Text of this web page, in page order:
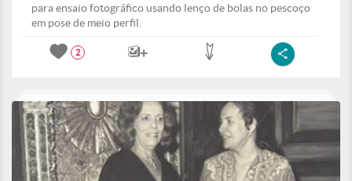
para ensaio fotográfico usando lenço de bolas no pescoço
em pose de meio perfil.
2